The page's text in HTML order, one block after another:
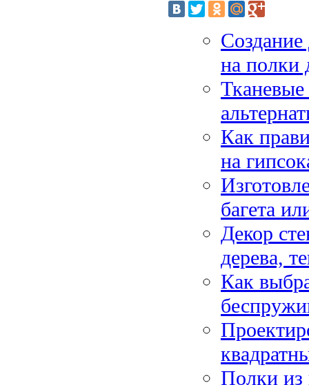
Создание
на полки
Тканевые
Как
на
багета
Декор
дерева,
Как
Полки из